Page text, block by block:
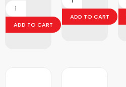
ADD TO CART
ADD TO CART